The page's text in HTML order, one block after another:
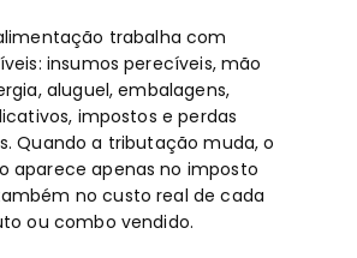
trabalha com
insumos perecíveis, mão
aluguel, embalagens,
impostos e perdas
Quando a tributação muda, o
aparece apenas no imposto
no custo real de cada
ou combo vendido.